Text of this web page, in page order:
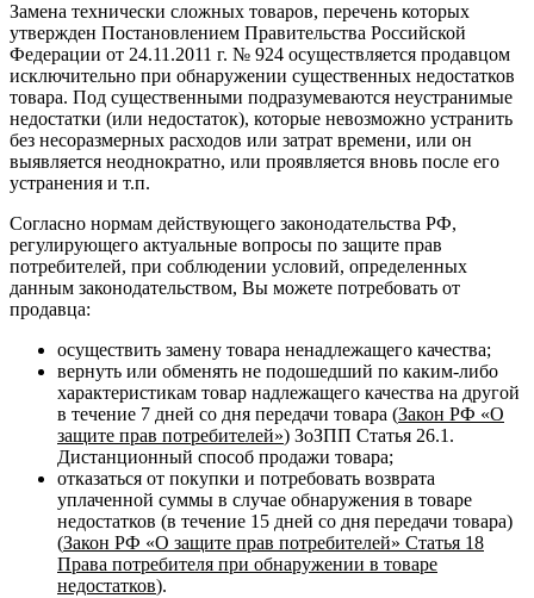
Замена технически сложных товаров, перечень которых
утвержден Постановлением Правительства Российской
Федерации от 24.11.2011 г. № 924 осуществляется продавцом
исключительно при обнаружении существенных недостатков
товара. Под существенными подразумеваются неустранимые
недостатки (или недостаток), которые невозможно устранить
без несоразмерных расходов или затрат времени, или он
выявляется неоднократно, или проявляется вновь после его
устранения и т.п.
Согласно нормам действующего законодательства РФ,
регулирующего актуальные вопросы по защите прав
потребителей, при соблюдении условий, определенных
данным законодательством, Вы можете потребовать от
продавца:
осуществить замену товара ненадлежащего качества;
вернуть или обменять не подошедший по каким-либо
характеристикам товар надлежащего качества на другой
в течение 7 дней со дня передачи товара (Закон РФ «О
защите прав потребителей») ЗоЗПП Статья 26.1.
Дистанционный способ продажи товара;
отказаться от покупки и потребовать возврата
уплаченной суммы в случае обнаружения в товаре
недостатков (в течение 15 дней со дня передачи товара)
(Закон РФ «О защите прав потребителей» Статья 18
Права потребителя при обнаружении в товаре
недостатков).